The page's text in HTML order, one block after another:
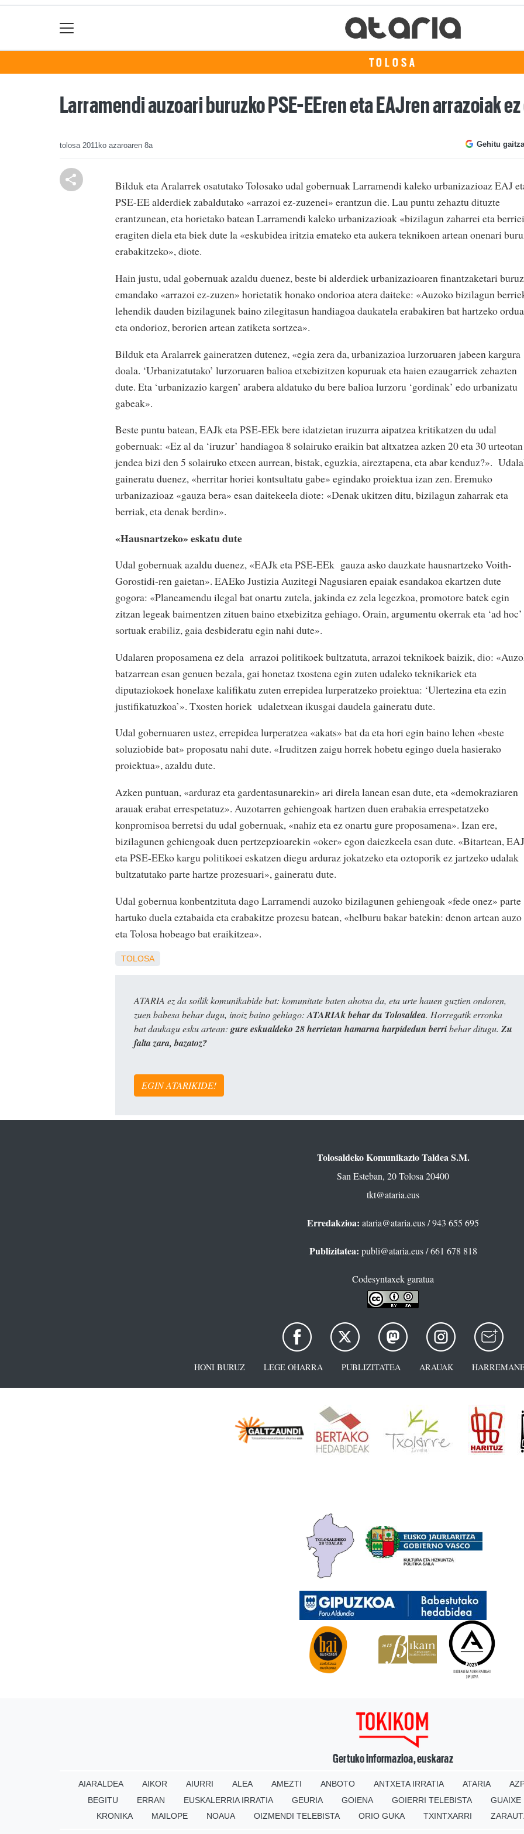
TOLOSA
Larramendi auzoari buruzko PSE-EEren eta EAJren arrazoiak
tolosa 2011ko azaroaren 8a Gehitu
Bilduk eta Aralarrek osatutako Tolosako udal gobernuak Larramendi kaleko urbanizazioaz EAJ
PSE-EE alderdiek zabaldutako «arrazoi ez-zuzenei» erantzun die. Lau puntu zehaztu dituzte
erantzunean, eta horietako batean Larramendi kaleko urbanizazioak «bizilagun zaharrei eta
eragiten diela eta biek dute la «eskubidea iritzia emateko eta aukera teknikoen artean onenari
erabakitzeko», diote.
Hain justu, udal gobernuak azaldu duenez, beste bi alderdiek urbanizazioaren finantzaketari buruz
emandako «arrazoi ez-zuzen» horietatik honako ondorioa atera daiteke: «Auzoko bizilagun
lehendik dauden bizilagunek baino zilegitasun handiagoa daukatela erabakiren bat hartzeko
eta ondorioz, berorien artean zatiketa sortzea».
Bilduk eta Aralarrek gaineratzen dutenez, «egia zera da, urbanizazioa lurzoruaren jabeen kargura
doala. ‘Urbanizatutako’ lurzoruaren balioa etxebizitzen kopuruak eta haien ezaugarriek zehazten
dute. Eta ‘urbanizazio kargen’ arabera aldatuko du bere balioa lurzoru ‘gordinak’ edo urbanizatu
gabeak».
Beste puntu batean, EAJk eta PSE-EEk bere idatzietan iruzurra aipatzea kritikatzen du udal
gobernuak: «Ez al da ‘iruzur’ handiagoa 8 solairuko eraikin bat altxatzea azken 20 eta 30 urteotan
jendea bizi den 5 solairuko etxeen aurrean, bistak, eguzkia, aireztapena, eta abar kenduz?».
gaineratu duenez, «herritar horiei kontsultatu gabe» egindako proiektua izan zen. Eremuko
urbanizazioaz «gauza bera» esan daitekeela diote: «Denak ukitzen ditu, bizilagun zaharrak eta
berriak, eta denak berdin».
«Hausnartzeko» eskatu dute
Udal gobernuak azaldu duenez, «EAJk eta PSE-EEk gauza asko dauzkate hausnartzeko Voith-
Gorostidi-ren gaietan». EAEko Justizia Auzitegi Nagusiaren epaiak esandakoa ekartzen dute
gogora: «Planeamendu ilegal bat onartu zutela, jakinda ez zela legezkoa, promotore batek egin
zitzan legeak baimentzen zituen baino etxebizitza gehiago. Orain, argumentu okerrak eta ‘ad hoc’
sortuak erabiliz, gaia desbideratu egin nahi dute».
Udalaren proposamena ez dela arrazoi politikoek bultzatuta, arrazoi teknikoek baizik, dio:
batzarrean esan genuen bezala, gai honetaz txostena egin zuten udaleko teknikariek eta
diputaziokoek honelaxe kalifikatu zuten errepidea lurperatzeko proiektua: ‘Ulertezina eta ezin
justifikatuzkoa’». Txosten horiek udaletxean ikusgai daudela gaineratu dute.
Udal gobernuaren ustez, errepidea lurperatzea «akats» bat da eta hori egin baino lehen «beste
soluziobide bat» proposatu nahi dute. «Iruditzen zaigu horrek hobetu egingo duela hasierako
proiektua», azaldu dute.
Azken puntuan, «arduraz eta gardentasunarekin» ari direla lanean esan dute, eta «demokraziaren
arauak erabat errespetatuz». Auzotarren gehiengoak hartzen duen erabakia errespetatzeko
konpromisoa berretsi du udal gobernuak, «nahiz eta ez onartu gure proposamena». Izan ere,
bizilagunen gehiengoak duen pertzepzioarekin «oker» egon daiezkeela esan dute. «Bitartean, EAJ
eta PSE-EEko kargu politikoei eskatzen diegu arduraz jokatzeko eta oztoporik ez jartzeko udalak
bultzatutako parte hartze prozesuari», gaineratu dute.
Udal gobernua konbentzituta dago Larramendi auzoko bizilagunen gehiengoak «fede onez» parte
hartuko duela eztabaida eta erabakitze prozesu batean, «helburu bakar batekin: denon artean auzo
eta Tolosa hobeago bat eraikitzea».
TOLOSA
ATARIA ez da soilik komunikabide bat: komunitate baten ahotsa da, eta urte hauen guztien ondoren,
zuen babesa behar dugu, inoiz baino gehiago:ATARIAk behar du Tolosaldea. Horregatik erronka
bat daukagu esku artean: gure eskualdeko 28 herrietan hamarna harpidedun berribehar ditugu. Zu
falta zara, bazatoz?
EGIN ATARIKIDE!
Tolosaldeko Komunikazio Taldea S.M.
San Esteban, 20 Tolosa 20400
tkt@ataria.eus
Erredakzioa: ataria@ataria.eus/ 943 655 695
Publizitatea: publi@ataria.eus/ 661 678 818
Codesyntaxek garatua
HONI BURUZ LEGE OHARRA PUBLIZITATEA ARAUAK
Gertuko informazioa, euskaraz
AIARALDEA AIKOR AIURRI ALEA AMEZTI ANBOTO ANTXETA IRRATIA ATARIA
BEGITU
ERRAN EUSKALERRIA IRRATIA GEURIA GOIENA GOIERRI TELEBISTA
GUAIXE
KRONIKA
MAILOPE NOAUA OIZMENDI TELEBISTA ORIO GUKA TXINTXARRI